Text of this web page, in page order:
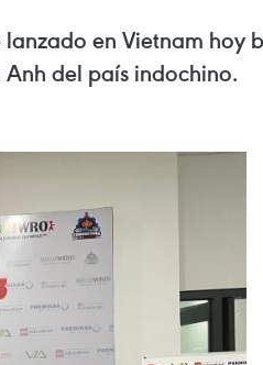
en Vietnam hoy
del país indochino.